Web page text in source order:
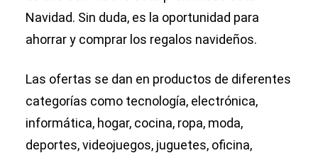
Navidad. Sin duda, es la oportunidad para
ahorrar y comprar los regalos navideños.
Las ofertas se dan en productos de diferentes
categorías como tecnología, electrónica,
informática, hogar, cocina, ropa, moda,
deportes, videojuegos, juguetes, oficina,